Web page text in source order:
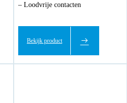
– Loodvrije contacten
Bekijk product